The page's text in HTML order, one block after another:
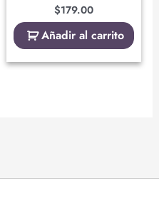
$179.00
Añadir al carrito